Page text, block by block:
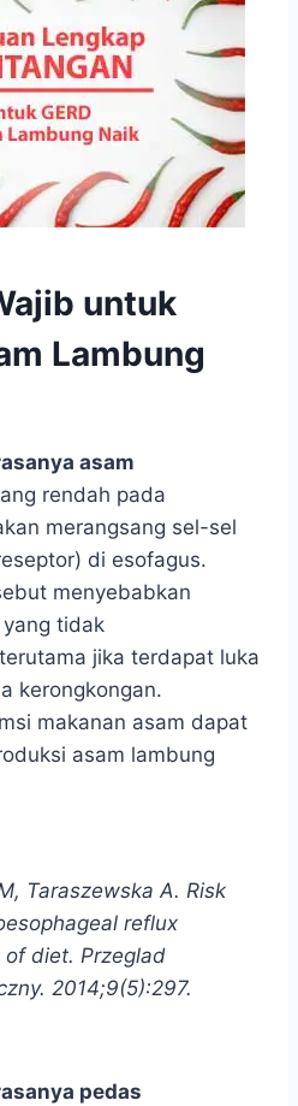
untuk
Lambung
asam
rendah pada
merangsang sel-sel
di esofagus.
menyebabkan
tidak
jika terdapat luka
kerongkongan.
makanan asam dapat
asam lambung
Taraszewska A. Risk
reflux
diet. Przeglad
2014;9(5):297.
pedas